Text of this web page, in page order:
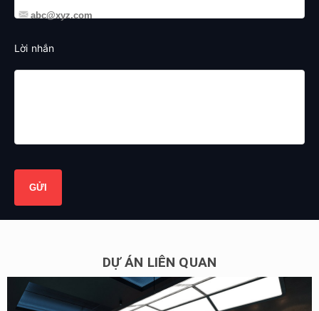
Lời nhắn
DỰ ÁN LIÊN QUAN